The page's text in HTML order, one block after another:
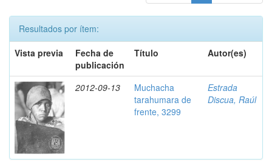
Resultados por ítem:
Vista previa
Fecha de
publicación
Título Autor(es)
2012-09-13
Muchacha
tarahumara de
frente, 3299
Estrada
Discua, Raúl